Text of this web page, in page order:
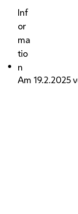
Inf
or
ma
tio
n
Am 19.2.2025